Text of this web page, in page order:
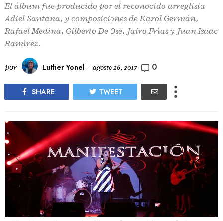
El álbum fue producido por el reconocido arreglista
Adiel Santana, y composiciones de Karol Germán,
Rafael Medina, Gilberto De Ose, Jairo Frías y Juan Isaac
Ramírez.
por Luther Yonel - agosto 26, 2017 0
SHARE TWEET